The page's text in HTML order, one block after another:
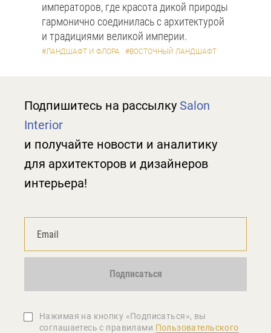
императоров, где красота дикой природы
гармонично соединилась с архитектурой
и традициями великой империи.
#ЛАНДШАФТ И ФЛОРА #ВОСТОЧНЫЙ ЛАНДШАФТ
Подпишитесь на рассылку Salon
Interior
и получайте новости и аналитику
для архитекторов и дизайнеров
интерьера!
Подписаться
Нажимая на кнопку «Подписаться», вы
соглашаетеcь с правилами Пользовательского